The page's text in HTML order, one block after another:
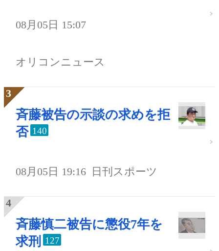
08月05日 15:07
オリコンニュース
斉藤被告の示談の求めを拒
否 140
08月05日 19:16 日刊スポーツ
斉藤慎二被告に懲役7年を
求刑
127